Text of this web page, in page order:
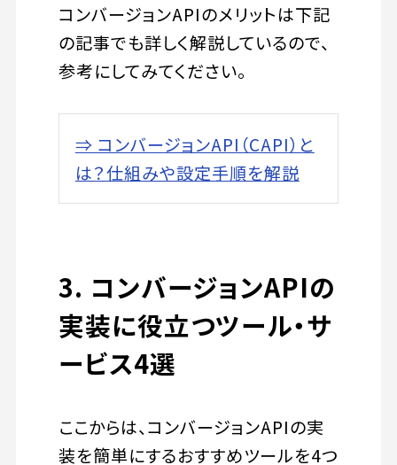
コンバージョンAPIのメリットは下記
の記事でも詳しく解説しているので、
参考にしてみてください。
⇒ コンバージョンAPI（CAPI）と
は？仕組みや設定手順を解説
3. コンバージョンAPIの
実装に役立つツール・サ
ービス4選
ここからは、コンバージョンAPIの実
装を簡単にするおすすめツールを4つ